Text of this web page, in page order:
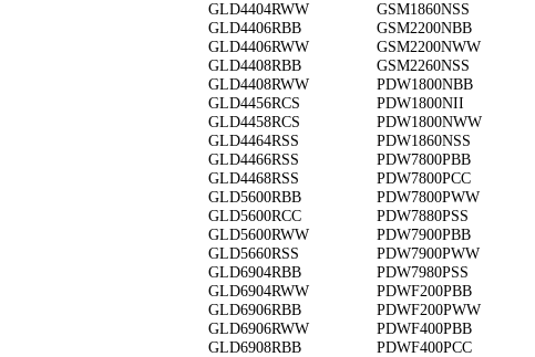
GLD4404RWW
GLD4406RBB
GLD4406RWW
GLD4408RBB
GLD4408RWW
GLD4456RCS
GLD4458RCS
GLD4464RSS
GLD4466RSS
GLD4468RSS
GLD5600RBB
GLD5600RCC
GLD5600RWW
GLD5660RSS
GLD6904RBB
GLD6904RWW
GLD6906RBB
GLD6906RWW
GLD6908RBB
GSM1860NSS
GSM2200NBB
GSM2200NWW
GSM2260NSS
PDW1800NBB
PDW1800NII
PDW1800NWW
PDW1860NSS
PDW7800PBB
PDW7800PCC
PDW7800PWW
PDW7880PSS
PDW7900PBB
PDW7900PWW
PDW7980PSS
PDWF200PBB
PDWF200PWW
PDWF400PBB
PDWF400PCC